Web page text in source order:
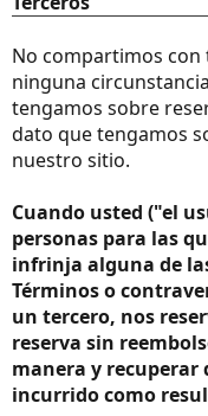
No compartimos
ninguna
tengamos sobre
dato que tengamos
nuestro sitio.
Cuando usted ("el
personas para las
infrinja alguna de
Términos o
un tercero, nos
reserva sin
manera y recuperar
incurrido como